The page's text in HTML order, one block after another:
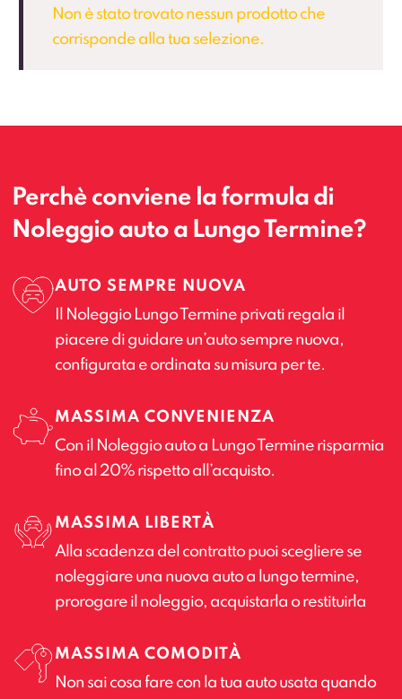
Non è stato trovato nessun prodotto che
corrisponde alla tua selezione.
Perchè conviene la formula di
Noleggio auto a Lungo Termine?
AUTO SEMPRE NUOVA
Il Noleggio Lungo Termine privati regala il
piacere di guidare un’auto sempre nuova,
configurata e ordinata su misura per te.
MASSIMA CONVENIENZA
Con il Noleggio auto a Lungo Termine risparmia
fino al 20% rispetto all’acquisto.
MASSIMA LIBERTÀ
Alla scadenza del contratto puoi scegliere se
noleggiare una nuova auto a lungo termine,
prorogare il noleggio, acquistarla o restituirla
MASSIMA COMODITÀ
Non sai cosa fare con la tua auto usata quando